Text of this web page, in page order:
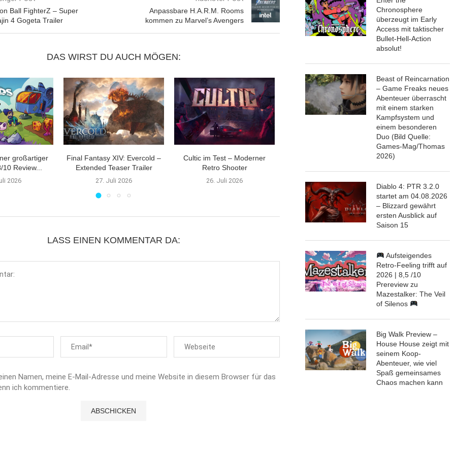
Ball FighterZ – Super
4 Gogeta Trailer
Anpassbare H.A.R.M. Rooms
kommen zu Marvel’s Avengers
DAS WIRST DU AUCH MÖGEN:
großartiger
Review...
2026
Final Fantasy XIV: Evercold –
Extended Teaser Trailer
27. Juli 2026
Cultic im Test – Moderner
Retro Shooter
26. Juli 2026
Path of Exile 1: Curse of the
25. Juli 2026
19. Juli
LASS EINEN KOMMENTAR DA:
Namen, meine E-Mail-Adresse und meine Website in diesem Browser für das
ich kommentiere.
Chronosphere
überzeugt im Early
Access mit taktischer
Bullet-Hell-Action
absolut!
Beast of Reincarnation
– Game Freaks neues
Abenteuer überrascht
mit einem starken
Kampfsystem und
einem besonderen
Duo (Bild Quelle:
Games-Mag/Thomas
2026)
Diablo 4: PTR 3.2.0
startet am 04.08.2026
– Blizzard gewährt
ersten Ausblick auf
Saison 15
Aufsteigendes
Retro-Feeling trifft auf
2026 | 8,5 /10
Prereview zu
Mazestalker: The Veil
of Silenos
Big Walk Preview –
House House zeigt mit
seinem Koop-
Abenteuer, wie viel
Spaß gemeinsames
Chaos machen kann